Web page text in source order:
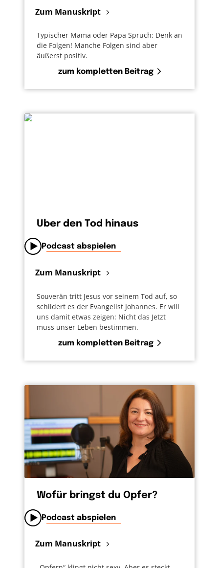
Zum Manuskript
Typischer Mama oder Papa Spruch: Denk an
die Folgen! Manche Folgen sind aber
äußerst positiv.
zum kompletten Beitrag
Über den Tod hinaus
Podcast abspielen
Zum Manuskript
Souverän tritt Jesus vor seinem Tod auf, so
schildert es der Evangelist Johannes. Er will
uns damit etwas zeigen: Nicht das Jetzt
muss unser Leben bestimmen.
zum kompletten Beitrag
Wofür bringst du Opfer?
Podcast abspielen
Zum Manuskript